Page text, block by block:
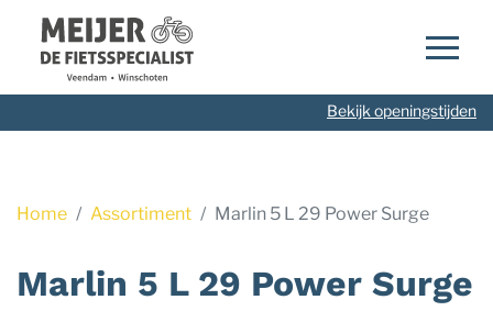
Navigatie
Bekijk openingstijden
Home Assortiment Marlin 5 L 29 Power Surge
Marlin 5 L 29 Power Surge